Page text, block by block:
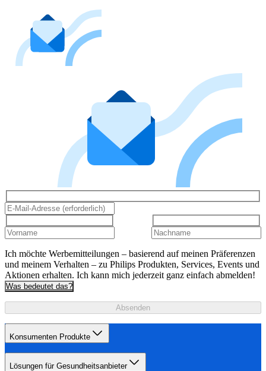
Ich möchte Werbemitteilungen – basierend auf meinen Präferenzen
und meinem Verhalten – zu Philips Produkten, Services, Events und
Aktionen erhalten. Ich kann mich jederzeit ganz einfach abmelden!
Was bedeutet das?
Absenden
Konsumenten Produkte
Lösungen für Gesundheitsanbieter